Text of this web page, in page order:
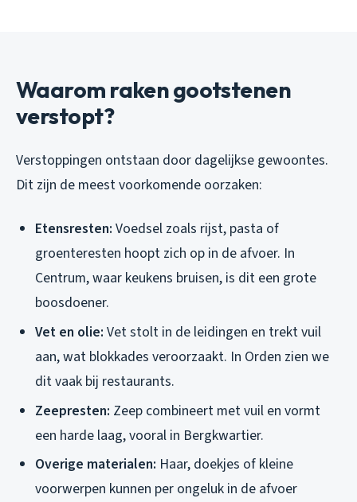
Waarom raken gootstenen
verstopt?
Verstoppingen ontstaan door dagelijkse gewoontes.
Dit zijn de meest voorkomende oorzaken:
Etensresten: Voedsel zoals rijst, pasta of
groenteresten hoopt zich op in de afvoer. In
Centrum, waar keukens bruisen, is dit een grote
boosdoener.
Vet en olie: Vet stolt in de leidingen en trekt vuil
aan, wat blokkades veroorzaakt. In Orden zien we
dit vaak bij restaurants.
Zeepresten: Zeep combineert met vuil en vormt
een harde laag, vooral in Bergkwartier.
Overige materialen: Haar, doekjes of kleine
voorwerpen kunnen per ongeluk in de afvoer